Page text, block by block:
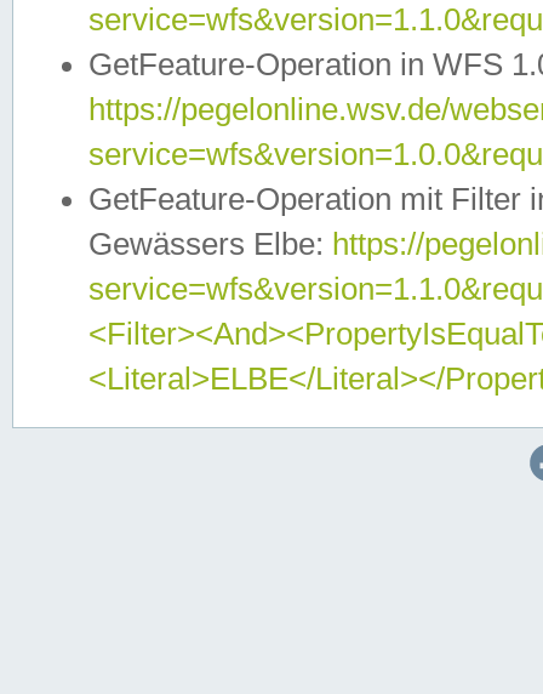
GetFeature-Operation in WFS
https://pegelonline.wsv.de/
GetFeature-Operation mit Filter
Gewässers Elbe: https://
<Literal>ELBE</Literal></